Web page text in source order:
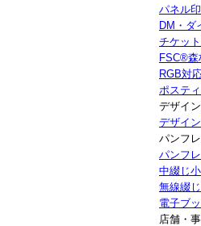
パネル印
DM・ダ
チケッ
FSC®森
RGB対
ポステ
デザイ
デザイ
パンフ
パンフ
中綴じ
無線綴
電子ブ
店舗・